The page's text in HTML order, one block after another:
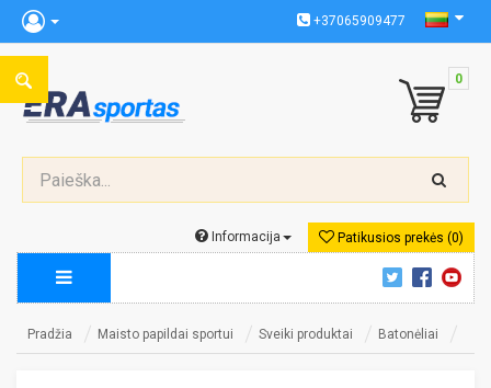
+37065909477
0
Patikusios prekės (0)
Informacija
Pradžia Maisto papildai sportui Sveiki produktai Batonėliai